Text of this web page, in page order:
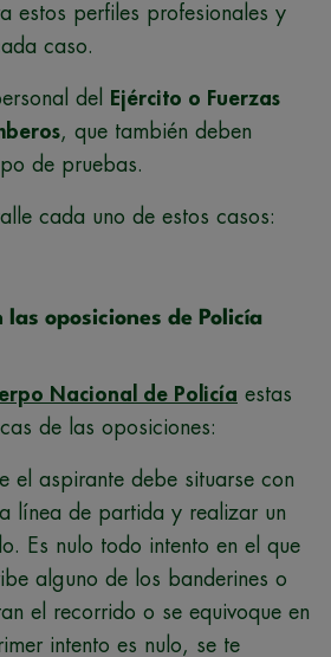
estos perfiles profesionales y
caso.
del
Ejército o Fuerzas
, que también deben
de pruebas.
cada uno de estos casos:
las oposiciones de Policía
Nacional de Policía estas
de las oposiciones:
el aspirante debe situarse con
línea de partida y realizar un
Es nulo todo intento en el que
alguno de los banderines o
el recorrido o se equivoque en
intento es nulo, se te